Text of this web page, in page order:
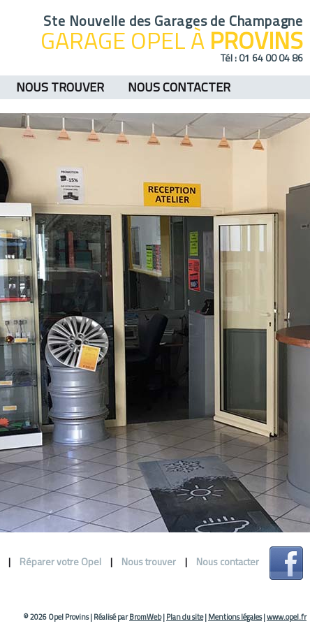
Ste Nouvelle des Garages de Champagne
GARAGE OPEL ÀPROVINS
Tél :01 64 00 04 86
NOUS TROUVER NOUS CONTACTER
| Réparer votre Opel | Nous trouver | Nous contacter
© 2026 Opel Provins|Réalisé parBromWeb|Plan du site|Mentions légales|www.opel.fr